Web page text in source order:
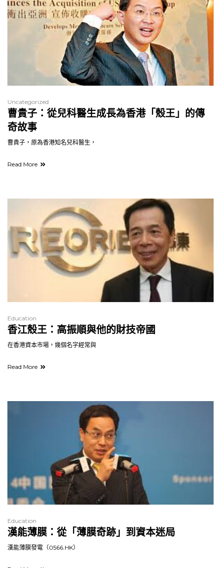
Uncategorized
曹貴子：從兒科醫生成長為香港「殼王」的傳
奇故事
曹貴子，原為香港知名兒科醫生，
Read More
Education
香江殼王：高振順與他的財技帝國
在香港資本市場，幾個名字經常與
Read More
Education
漢能薄膜：從「薄膜奇跡」到資本迷局
漢能薄膜發電（0566.HK）